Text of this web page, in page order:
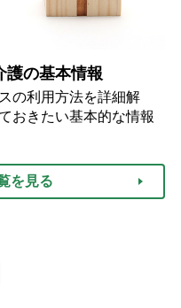
護の基本情報
の利用方法を詳細解
おきたい基本的な情報
を見る